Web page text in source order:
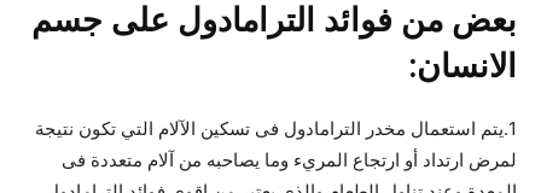
بعض من فوائد الترامادول على جسم
الانسان:
1.يتم استعمال مخدر الترامادول فى تسكين الآلام التي تكون نتيجة
لمرض ارتداد أو ارتجاع المريء وما يصاحبه من آلام متعددة فى